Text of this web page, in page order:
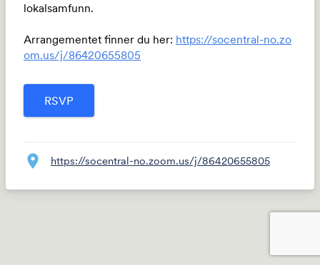
lokalsamfunn.
Arrangementet finner du her: https://socentral-no.zo
om.us/j/86420655805
location_on https://socentral-no.zoom.us/j/86420655805